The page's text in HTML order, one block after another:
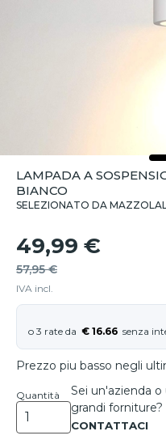
LAMPADA A
BIANCO
SELEZIONATO DA
49,99 €
57,95 €
IVA incl.
€ 16.66
Prezzo piu basso negli
Quantità
Sei un'azienda
grandi forniture?